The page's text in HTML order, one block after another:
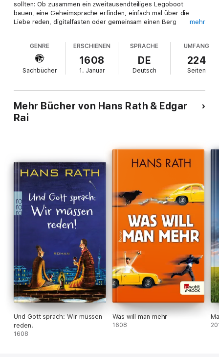
sollten: Ob zusammen ein zweitausendteiliges Legoboot
bauen, eine Geheimsprache erfinden, einfach mal über die
Liebe reden, digitalfasten oder gemeinsam einen Berg
verbinden und ein Leben lang in Erinnerung bleiben werden.
mehr
GENRE
Sachbücher
ERSCHIENEN
1608
1. Januar
SPRACHE
DE
Deutsch
UMFANG
224
Seiten
Mehr Bücher von Hans Rath & Edgar
Rai
Und Gott sprach: Wir müssen
reden!
1608
Was will man mehr
1608